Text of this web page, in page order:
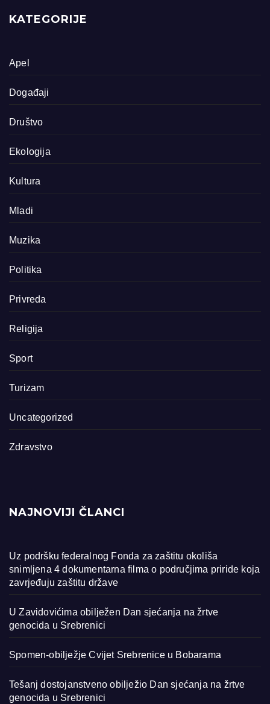
KATEGORIJE
Apel
Događaji
Društvo
Ekologija
Kultura
Mladi
Muzika
Politika
Privreda
Religija
Sport
Turizam
Uncategorized
Zdravstvo
NAJNOVIJI ČLANCI
Uz podršku federalnog Fonda za zaštitu okoliša
snimljena 4 dokumentarna filma o područjima priride koja
zavrjeđuju zaštitu države
U Zavidovićima obilježen Dan sjećanja na žrtve
genocida u Srebrenici
Spomen-obilježje Cvijet Srebrenice u Bobarama
Tešanj dostojanstveno obilježio Dan sjećanja na žrtve
genocida u Srebrenici